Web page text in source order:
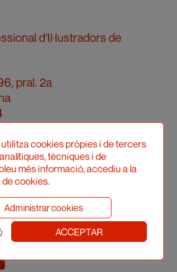
d'Il·lustradors de
pral. 2a
telefónica
de 10 a 14 h
presencial
youtube
utilitza cookies pròpies i de tercers
tècniques i de
més informació, accediu a la
cookies.
Administrar cookies
ACCEPTAR